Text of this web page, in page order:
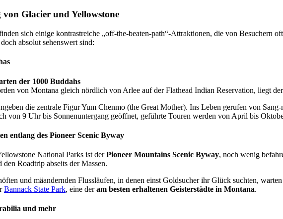
Glacier und Yellowstone
sich einige kontrastreiche „off-the-beaten-path“-Attraktionen, die von Besuchern
absolut sehenswert sind:
der 1000 Buddahs
von Montana gleich nördlich von Arlee auf der Flathead Indian Reservation, liegt
die zentrale Figur Yum Chenmo (the Great Mother). Ins Leben gerufen von
von 9 Uhr bis Sonnenuntergang geöffnet, geführte Touren werden von April bis
entlang des Pioneer Scenic Byway
National Parks ist derPioneer Mountains Scenic Byway, noch wenig
Roadtrip abseits der Massen.
und mäandernden Flussläufen, in denen einst Goldsucher ihr Glück suchten,
Bannack State Park, eine deram besten erhaltenen Geisterstädte in Montana.
und mehr